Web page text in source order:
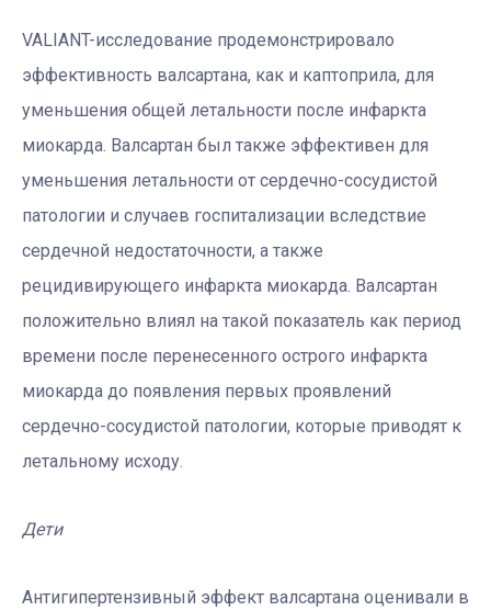
VALIANT-исследование продемонстрировало
эффективность валсартана, как и каптоприла, для
уменьшения общей летальности после инфаркта
миокарда. Валсартан был также эффективен для
уменьшения летальности от сердечно-сосудистой
патологии и случаев госпитализации вследствие
сердечной недостаточности, а также
рецидивирующего инфаркта миокарда. Валсартан
положительно влиял на такой показатель как период
времени после перенесенного острого инфаркта
миокарда до появления первых проявлений
сердечно-сосудистой патологии, которые приводят к
летальному исходу.
Дети
Антигипертензивный эффект валсартана оценивали в